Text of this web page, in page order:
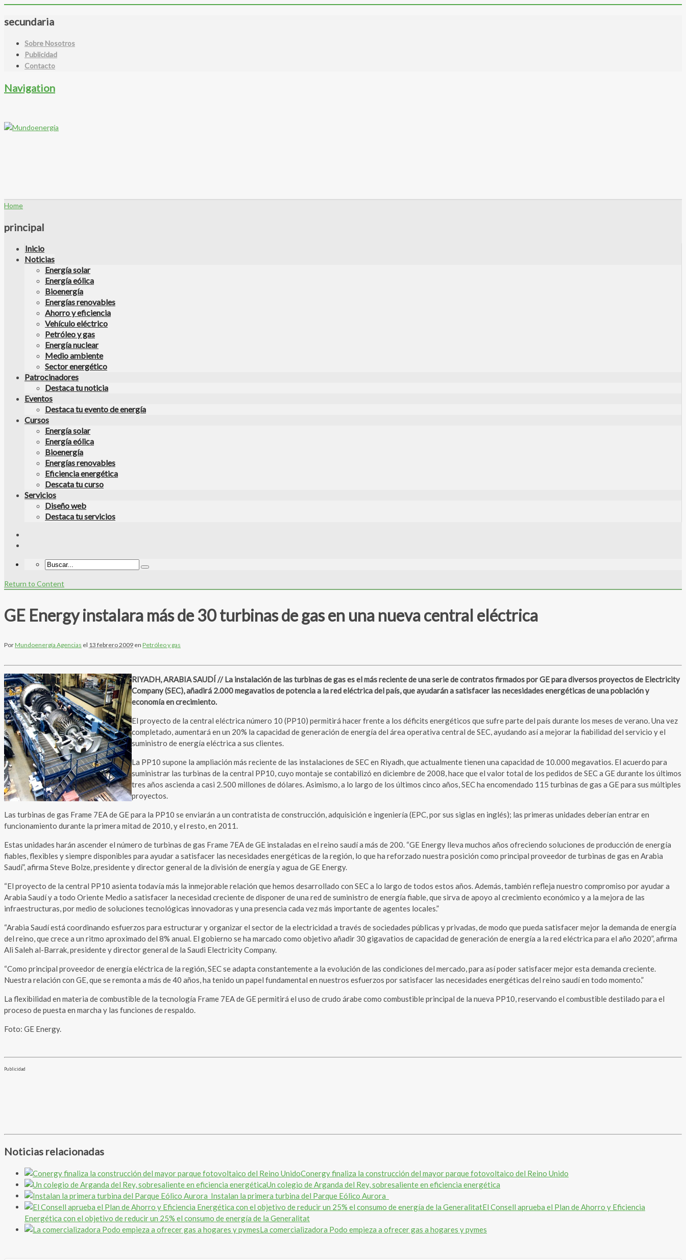
secundaria
Sobre Nosotros
Publicidad
Contacto
Navigation
Home
principal
Inicio
Noticias
Energía solar
Energía eólica
Bioenergía
Energías renovables
Ahorro y eficiencia
Vehículo eléctrico
Petróleo y gas
Energía nuclear
Medio ambiente
Sector energético
Patrocinadores
Destaca tu noticia
Eventos
Destaca tu evento de energía
Cursos
Energía solar
Energía eólica
Bioenergía
Energías renovables
Eficiencia energética
Descata tu curso
Servicios
Diseño web
Destaca tu servicios
Return to Content
GE Energy instalara más de 30 turbinas de gas en una nueva central eléctrica
PorMundoenergía Agencias el 13 febrero 2009 en Petróleo y gas
RIYADH, ARABIA SAUDÍ // La instalación de las turbinas de gas es el más reciente de una serie de contratos firmados por GE para diversos proyectos de Electricity
Company (SEC), añadirá 2.000 megavatios de potencia a la red eléctrica del país, que ayudarán a satisfacer las necesidades energéticas de una población y
economía en crecimiento.
El proyecto de la central eléctrica número 10 (PP10) permitirá hacer frente a los déficits energéticos que sufre parte del país durante los meses de verano. Una vez
completado, aumentará en un 20% la capacidad de generación de energía del área operativa central de SEC, ayudando así a mejorar la fiabilidad del servicio y el
suministro de energía eléctrica a sus clientes.
La PP10 supone la ampliación más reciente de las instalaciones de SEC en Riyadh, que actualmente tienen una capacidad de 10.000 megavatios. El acuerdo para
suministrar las turbinas de la central PP10, cuyo montaje se contabilizó en diciembre de 2008, hace que el valor total de los pedidos de SEC a GE durante los últimos
tres años ascienda a casi 2.500 millones de dólares. Asimismo, a lo largo de los últimos cinco años, SEC ha encomendado 115 turbinas de gas a GE para sus múltiples
proyectos.
Las turbinas de gas Frame 7EA de GE para la PP10 se enviarán a un contratista de construcción, adquisición e ingeniería (EPC, por sus siglas en inglés); las primeras unidades deberían entrar en
funcionamiento durante la primera mitad de 2010, y el resto, en 2011.
Estas unidades harán ascender el número de turbinas de gas Frame 7EA de GE instaladas en el reino saudí a más de 200. “GE Energy lleva muchos años ofreciendo soluciones de producción de energía
fiables, flexibles y siempre disponibles para ayudar a satisfacer las necesidades energéticas de la región, lo que ha reforzado nuestra posición como principal proveedor de turbinas de gas en Arabia
Saudí”, afirma Steve Bolze, presidente y director general de la división de energía y agua de GE Energy.
“El proyecto de la central PP10 asienta todavía más la inmejorable relación que hemos desarrollado con SEC a lo largo de todos estos años. Además, también refleja nuestro compromiso por ayudar a
Arabia Saudí y a todo Oriente Medio a satisfacer la necesidad creciente de disponer de una red de suministro de energía fiable, que sirva de apoyo al crecimiento económico y a la mejora de las
infraestructuras, por medio de soluciones tecnológicas innovadoras y una presencia cada vez más importante de agentes locales.”
“Arabia Saudí está coordinando esfuerzos para estructurar y organizar el sector de la electricidad a través de sociedades públicas y privadas, de modo que pueda satisfacer mejor la demanda de energía
del reino, que crece a un ritmo aproximado del 8% anual. El gobierno se ha marcado como objetivo añadir 30 gigavatios de capacidad de generación de energía a la red eléctrica para el año 2020”, afirma
Ali Saleh al-Barrak, presidente y director general de la Saudi Electricity Company.
“Como principal proveedor de energía eléctrica de la región, SEC se adapta constantemente a la evolución de las condiciones del mercado, para así poder satisfacer mejor esta demanda creciente.
Nuestra relación con GE, que se remonta a más de 40 años, ha tenido un papel fundamental en nuestros esfuerzos por satisfacer las necesidades energéticas del reino saudí en todo momento.”
La flexibilidad en materia de combustible de la tecnología Frame 7EA de GE permitirá el uso de crudo árabe como combustible principal de la nueva PP10, reservando el combustible destilado para el
proceso de puesta en marcha y las funciones de respaldo.
Foto: GE Energy.
Publicidad
Noticias relacionadas
Conergy finaliza la construcción del mayor parque fotovoltaico del Reino Unido
Un colegio de Arganda del Rey, sobresaliente en eficiencia energética
Instalan la primera turbina del Parque Eólico Aurora
El Consell aprueba el Plan de Ahorro y Eficiencia
Energética con el objetivo de reducir un 25% el consumo de energía de la Generalitat
La comercializadora Podo empieza a ofrecer gas a hogares y pymes